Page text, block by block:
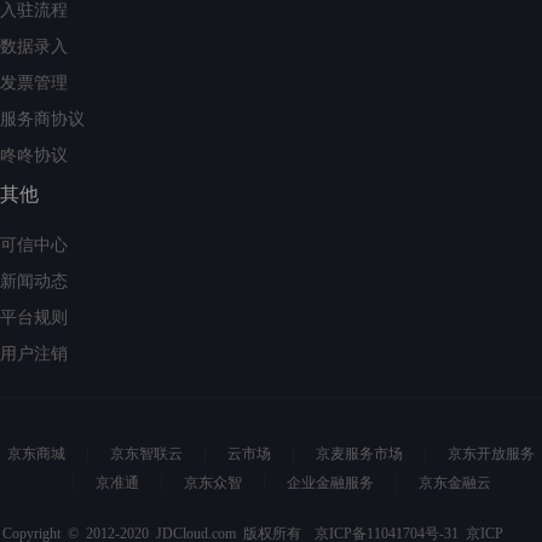
入驻流程
数据录入
发票管理
服务商协议
咚咚协议
其他
可信中心
新闻动态
平台规则
用户注销
京东商城 京东智联云 云市场 京麦服务市场
京东开放服务
京准通
京东众智 企业金融服务 京东金融云
Copyright © 2012-2020 JDCloud.com 版权所有 京ICP备11041704号-31 京ICP